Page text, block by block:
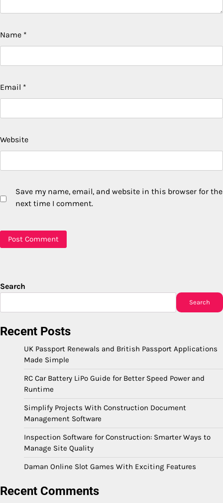
Name *
Email *
Website
Save my name, email, and website in this browser for the
next time I comment.
Search
Search
Recent Posts
UK Passport Renewals and British Passport Applications
Made Simple
RC Car Battery LiPo Guide for Better Speed Power and
Runtime
Simplify Projects With Construction Document
Management Software
Inspection Software for Construction: Smarter Ways to
Manage Site Quality
Daman Online Slot Games With Exciting Features
Recent Comments